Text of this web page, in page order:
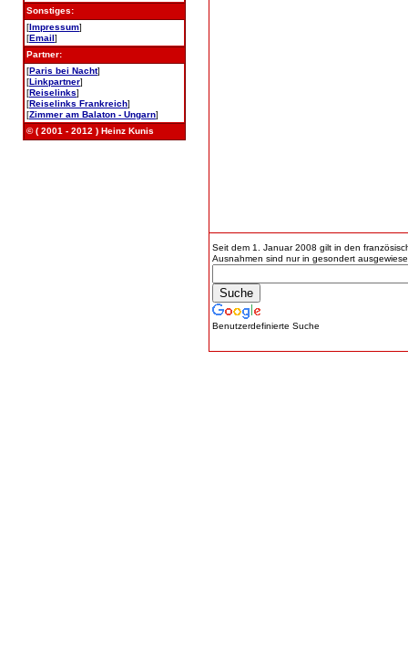
Sonstiges:
[Impressum]
[Email]
Partner:
[Paris bei Nacht]
[Linkpartner]
[Reiselinks]
[Reiselinks Frankreich]
[Zimmer am Balaton - Ungarn]
© ( 2001 - 2012 ) Heinz Kunis
Seit dem 1. Januar 2008 gilt in den
Ausnahmen sind nur in gesondert
Benutzerdefinierte Suche